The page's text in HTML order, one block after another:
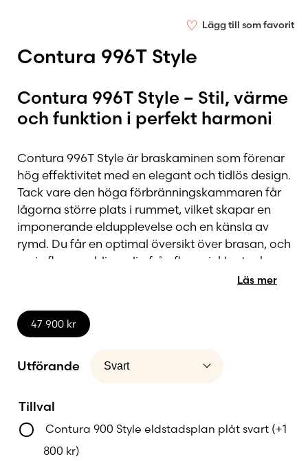
♡ Lägg till som favorit
Contura 996T Style
47 900 kr
Contura 996T Style – Stil, värme
och funktion i perfekt harmoni
Contura 996T Style är braskaminen som förenar
hög effektivitet med en elegant och tidlös design.
Tack vare den höga förbränningskammaren får
lågorna större plats i rummet, vilket skapar en
imponerande eldupplevelse och en känsla av
rymd. Du får en optimal översikt över brasan, och
varje flamma blir synlig från flera vinklar tack
och avger den långsamt, vilket ger en behaglig
och jämn temperatur i rummet under flera
eleganta täljstensomramningen kombineras
brännkammare, vilket gör 996T Style till ett
naturligt blickfång i alla hem. Kaminen smälter in
Läs mer
Utförande
Tillval
Contura 900 Style eldstadsplan plåt svart (+1
800 kr)